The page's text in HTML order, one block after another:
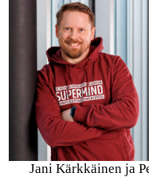
Jani Kärkkäinen ja